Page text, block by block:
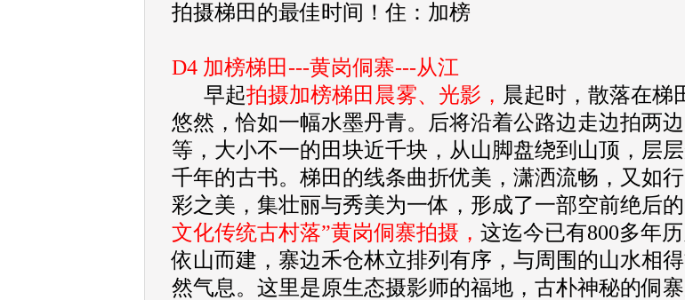
拍摄梯田的最佳时间！住：加榜
D4 加榜梯田---黄岗侗寨---从江
早起拍摄加榜梯田晨雾、光影， 晨起时，散落在梯
悠然，恰如一幅水墨丹青。后将沿着公路边走边拍两
等，大小不一的田块近千块，从山脚盘绕到山顶，层
千年的古书。梯田的线条曲折优美，潇洒流畅，又如
彩之美，集壮丽与秀美为一体，形成了一部空前绝后的
文化传统古村落”黄岗侗寨拍摄， 这迄今已有800多年
依山而建，寨边禾仓林立排列有序，与周围的山水相
然气息。这里是原生态摄影师的福地，古朴神秘的侗